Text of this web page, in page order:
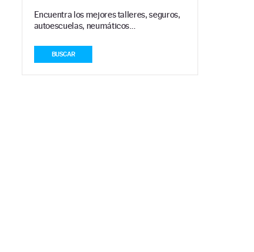
Encuentra los mejores talleres, seguros,
autoescuelas, neumáticos…
BUSCAR